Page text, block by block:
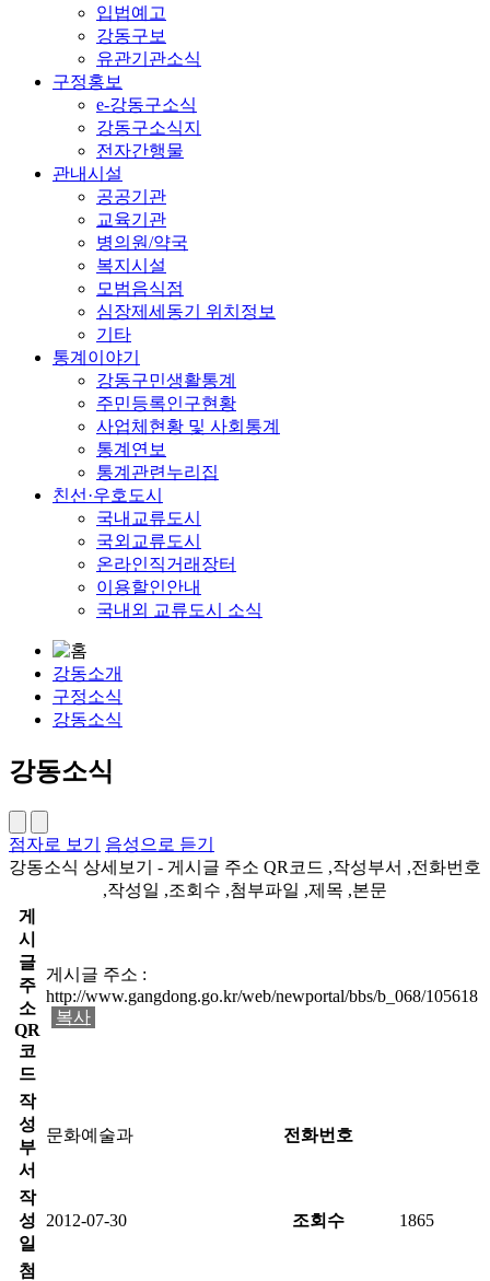
입법예고
강동구보
유관기관소식
구정홍보
e-강동구소식
강동구소식지
전자간행물
관내시설
공공기관
교육기관
병의원/약국
복지시설
모범음식점
심장제세동기 위치정보
기타
통계이야기
강동구민생활통계
주민등록인구현황
사업체현황 및 사회통계
통계연보
통계관련누리집
친선·우호도시
국내교류도시
국외교류도시
온라인직거래장터
이용할인안내
국내외 교류도시 소식
강동소개
구정소식
강동소식
강동소식
점자로 보기
음성으로 듣기
강동소식 상세보기 - 게시글 주소 QR코드 ,작성부서 ,전화번호
,작성일 ,조회수 ,첨부파일 ,제목 ,본문
게
시
글
주
소
QR
코
드
게시글 주소 :
http://www.gangdong.go.kr/web/newportal/bbs/b_068/105618
복사
작
성
부
서
문화예술과 전화번호
작
성
일
2012-07-30 조회수 1865
첨